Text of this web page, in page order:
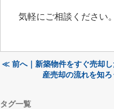
気軽にご相談ください。
≪ 前へ｜新築物件をすぐ売却し
産売却の流れを知
タグ一覧